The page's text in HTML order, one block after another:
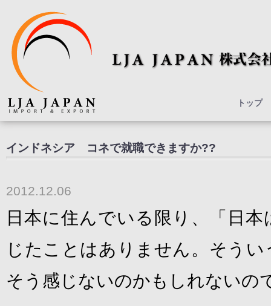
トップ
インドネシア コネで就職できますか??
2012.12.06
日本に住んでいる限り、「日
じたことはありません。そう
そう感じないのかもしれないの